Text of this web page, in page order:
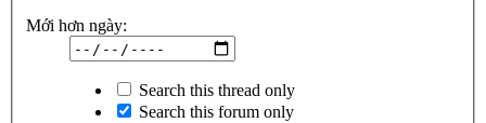
Mới hơn ngày:
Search this thread only
Search this forum only